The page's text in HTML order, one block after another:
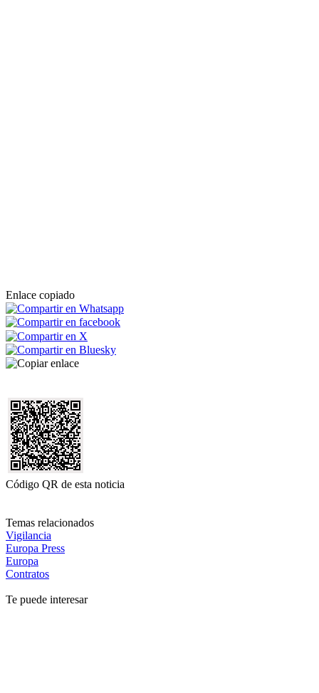
Enlace copiado
Código QR de esta noticia
Temas relacionados
Vigilancia
Europa Press
Europa
Contratos
Te puede interesar